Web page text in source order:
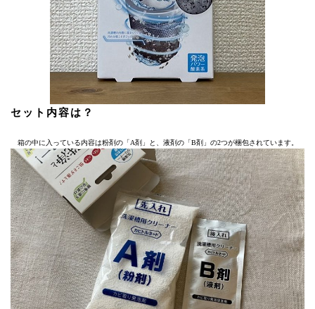
セット内容は？
箱の中に入っている内容は粉剤の「A剤」と、液剤の「B剤」の2つが梱包されています。